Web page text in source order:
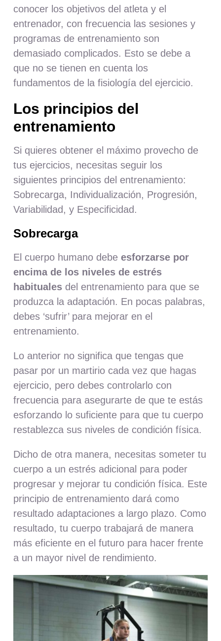
conocer los objetivos del atleta y el
entrenador, con frecuencia las sesiones y
programas de entrenamiento son
demasiado complicados. Esto se debe a
que no se tienen en cuenta los
fundamentos de la fisiología del ejercicio.
Los principios del
entrenamiento
Si quieres obtener el máximo provecho de
tus ejercicios, necesitas seguir los
siguientes principios del entrenamiento:
Sobrecarga, Individualización, Progresión,
Variabilidad, y Especificidad.
Sobrecarga
El cuerpo humano debe esforzarse por
encima de los niveles de estrés
habituales del entrenamiento para que se
produzca la adaptación. En pocas palabras,
debes ‘sufrir’ para mejorar en el
entrenamiento.
Lo anterior no significa que tengas que
pasar por un martirio cada vez que hagas
ejercicio, pero debes controlarlo con
frecuencia para asegurarte de que te estás
esforzando lo suficiente para que tu cuerpo
restablezca sus niveles de condición física.
Dicho de otra manera, necesitas someter tu
cuerpo a un estrés adicional para poder
progresar y mejorar tu condición física. Este
principio de entrenamiento dará como
resultado adaptaciones a largo plazo. Como
resultado, tu cuerpo trabajará de manera
más eficiente en el futuro para hacer frente
a un mayor nivel de rendimiento.